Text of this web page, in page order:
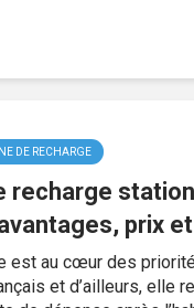
DE RECHARGE
recharge
prix
est au cœur des
et d’ailleurs, elle